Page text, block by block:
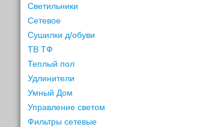
Светильники
Сетевое
Сушилки д/обуви
ТВ ТФ
Теплый пол
Удлинители
Умный Дом
Управление светом
Фильтры сетевые